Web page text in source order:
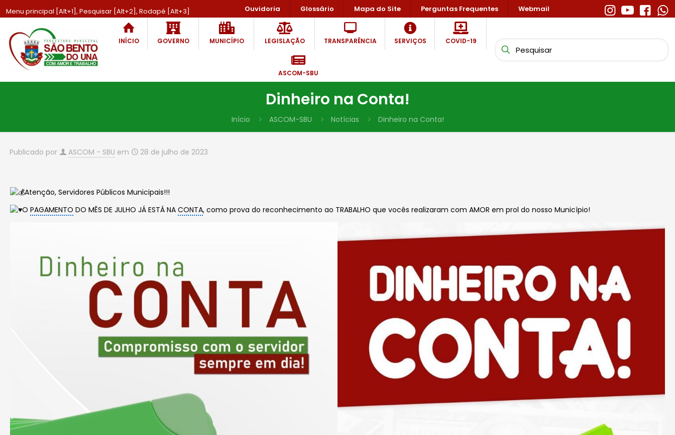
Menu principal [Alt+1], Pesquisar [Alt+2], Rodapé [Alt+3] Ouvidoria Glossário Mapa do Site Perguntas Frequentes Webmail
INÍCIO GOVERNO MUNICÍPIO LEGISLAÇÃO TRANSPARÊNCIA SERVIÇOS COVID-19
ASCOM-SBU
Dinheiro na Conta!
Início ASCOM-SBU Notícias Dinheiro na Conta!
Publicado por ASCOM - SBU em 28 de julho de 2023
Atenção, Servidores Públicos Municipais!!!
OPAGAMENTO DO MÊS DE JULHO JÁ ESTÁ NACONTA, como prova do reconhecimento ao TRABALHO que vocês realizaram com AMOR em prol do nosso Município!